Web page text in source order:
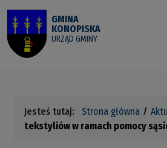
Przejdź do menu
Przejdź do treści
Mapa serwisu
Uruchomienie panelu
WCAGALT + 3
Przejdź do wyszukiwarki
ALT + 4
GMINA
KONOPISKA
URZĄD GMINY
Jesteś tutaj: Strona główna
tekstyliów w ramach pomocy